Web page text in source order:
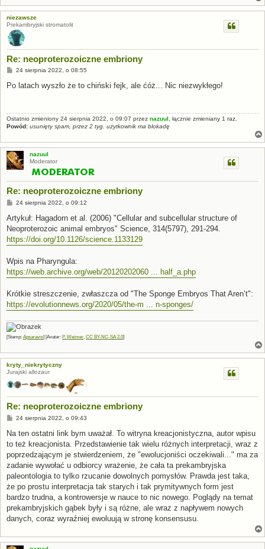
niezawsze
Prekambryjski stromatolit
Re: neoproterozoiczne embriony
P
s
24 sierpnia 2022, o 08:55
Po latach wyszło że to chiński fejk, ale ćóż... Nic niezwykłego!
Ostatnio zmieniony 24 sierpnia 2022, o 09:07 przez nazuul , łącznie zmieniany 1 raz.
Powód: usunięty spam, przez 2 tyg. użytkownik ma blokadę
nazuul
Moderator
Re: neoproterozoiczne embriony
P
s
24 sierpnia 2022, o 09:12
Artykuł: Hagadorn et al. (2006) "Cellular and subcellular structure of
Neoproterozoic animal embryos" Science, 314(5797), 291-294.
https://doi.org/10.1126/science.1133129
Wpis na Pharyngula:
https://web.archive.org/web/20120202060 ... half_a.php
Krótkie streszczenie, zwłaszcza od "The Sponge Embryos That Aren’t":
https://evolutionnews.org/2020/05/the-m ... n-sponges/
[Stamp: Apsaravis] [Avatar: P. Weimer, CC BY-NC-SA 2.0]
kryty_niekrytyczny
Jurajski allozaur
Re: neoproterozoiczne embriony
P
s
24 sierpnia 2022, o 09:43
Na ten ostatni link bym uważał. To witryna kreacjonistyczna, autor wpisu
to też kreacjonista. Przedstawienie tak wielu różnych interpretacji, wraz z
poprzedzającym je stwierdzeniem, że "ewolucjoniści oczekiwali..." ma za
zadanie wywołać u odbiorcy wrażenie, że cała ta prekambryjska
paleontologia to tylko rzucanie dowolnych pomysłów. Prawda jest taka,
że po prostu interpretacja tak starych i tak prymitywnych form jest
bardzo trudna, a kontrowersje w nauce to nic nowego. Poglądy na temat
prekambryjskich gąbek były i są różne, ale wraz z napływem nowych
danych, coraz wyraźniej ewoluują w stronę konsensusu.